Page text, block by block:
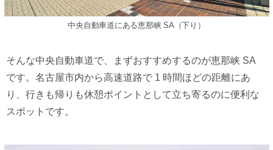
中央⾃動⾞道にある恵那峡 SA（下り）
そんな中央⾃動⾞道で、まずおすすめするのが恵那峡 SA
です。名古屋市内から⾼速道路で 1 時間ほどの距離にあ
り、⾏きも帰りも休憩ポイントとして⽴ち寄るのに便利な
スポットです。